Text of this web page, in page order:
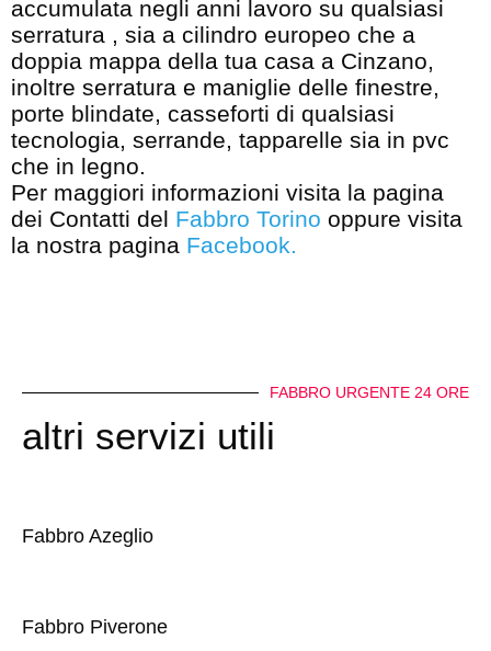
accumulata negli anni lavoro su qualsiasi
serratura , sia a cilindro europeo che a
doppia mappa della tua casa a Cinzano,
inoltre serratura e maniglie delle finestre,
porte blindate, casseforti di qualsiasi
tecnologia, serrande, tapparelle sia in pvc
che in legno.
Per maggiori informazioni visita la pagina
dei Contatti del Fabbro Torino oppure visita
la nostra pagina Facebook.
FABBRO URGENTE 24 ORE
altri servizi utili
Fabbro Azeglio
Fabbro Piverone